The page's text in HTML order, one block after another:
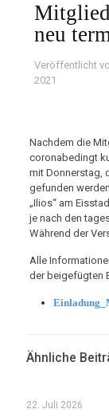
neu
Veröffentlicht
2021
Nachdem die
coronabedingt
mit Donnerstag,
gefunden
„Ilios“ am
je nach den
Während der
Alle
der beigefügten
Ähnliche
22. Juli 2026